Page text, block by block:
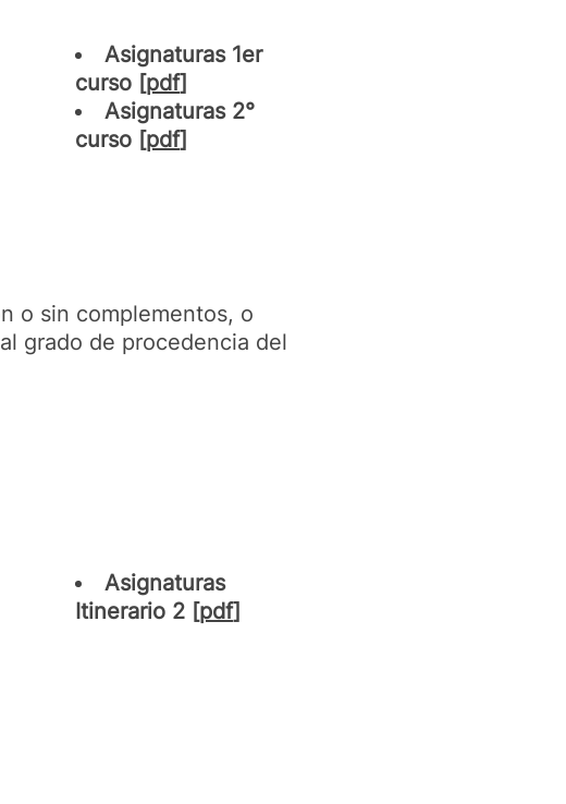
Asignaturas 1er
curso [pdf]
Asignaturas 2°
curso [pdf]
o sin complementos, o
grado de procedencia del
Asignaturas
Itinerario 2 [pdf]